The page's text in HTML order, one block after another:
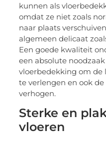
kunnen als
omdat ze niet zoals
naar plaats
algemeen delicaat
Een goede kwaliteit
een absolute
vloerbedekking om de
te verlengen en ook
verhogen.
Sterke en
vloeren